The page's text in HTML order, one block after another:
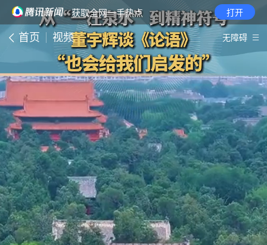
· 获取全网一手热点 打开
首页 视频 无障碍